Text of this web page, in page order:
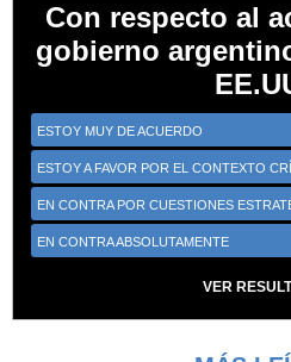
Con respecto al
gobierno
ESTOY MUY DE ACUERDO
ESTOY A FAVOR POR EL CONTEXTO
EN CONTRA POR CUESTIONES
EN CONTRA ABSOLUTAMENTE
VER